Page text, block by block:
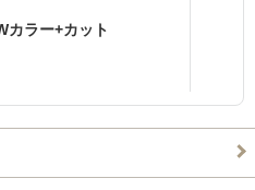
カラー+カット